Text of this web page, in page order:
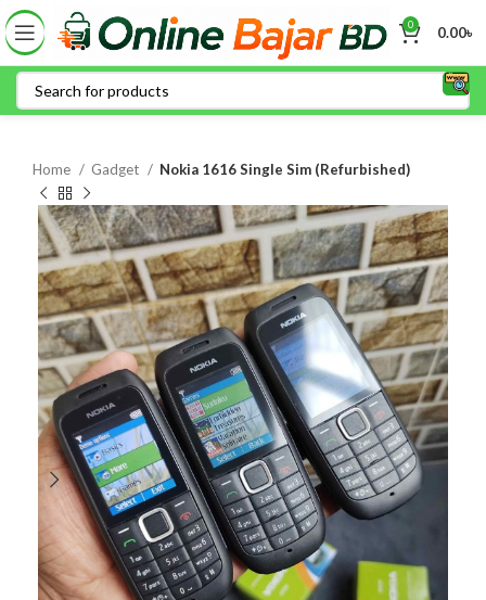
0 0.00৳
Home Gadget Nokia 1616 Single Sim (Refurbished)